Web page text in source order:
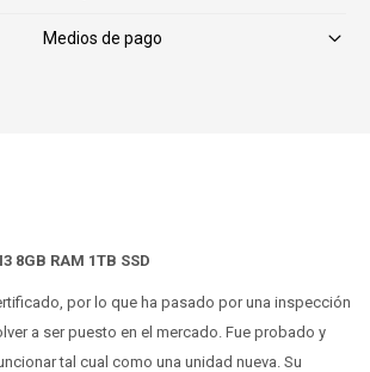
Medios de pago
8GB RAM 1TB SSD
por lo que ha pasado por una inspección
a ser puesto en el mercado. Fue probado y
tal cual como una unidad nueva. Su